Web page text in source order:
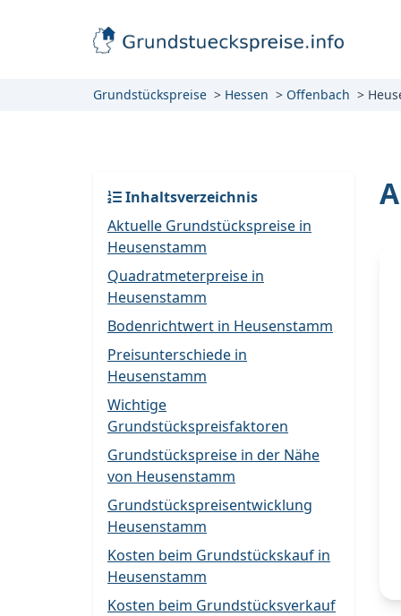
Grundstückspreise Hessen Offenbach
Inhaltsverzeichnis
Aktuelle Grundstückspreise in
Heusenstamm
Quadratmeterpreise in
Heusenstamm
Bodenrichtwert in Heusenstamm
Preisunterschiede in
Heusenstamm
Wichtige
Grundstückspreisfaktoren
Grundstückspreise in der Nähe
von Heusenstamm
Grundstückspreisentwicklung
Heusenstamm
Kosten beim Grundstückskauf in
Heusenstamm
Kosten beim Grundstücksverkauf